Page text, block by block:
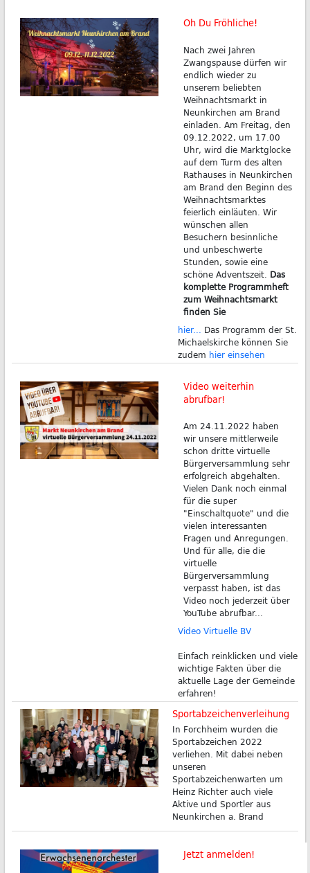
Oh Du Fröhliche!
Nach zwei Jahren
Zwangspause dürfen wir
endlich wieder zu
unserem beliebten
Weihnachtsmarkt in
Neunkirchen am Brand
einladen. Am Freitag, den
09.12.2022, um 17.00
Uhr, wird die Marktglocke
auf dem Turm des alten
Rathauses in Neunkirchen
am Brand den Beginn des
Weihnachtsmarktes
feierlich einläuten. Wir
wünschen allen
Besuchern besinnliche
und unbeschwerte
Stunden, sowie eine
schöne Adventszeit. Das
komplette Programmheft
zum Weihnachtsmarkt
finden Sie
hier...
Das Programm der St.
Michaelskirche können Sie
zudem hier einsehen
Video weiterhin
abrufbar!
Am 24.11.2022 haben
wir unsere mittlerweile
schon dritte virtuelle
Bürgerversammlung sehr
erfolgreich abgehalten.
Vielen Dank noch einmal
für die super
"Einschaltquote" und die
vielen interessanten
Fragen und Anregungen.
Und für alle, die die
virtuelle
Bürgerversammlung
verpasst haben, ist das
Video noch jederzeit über
YouTube abrufbar...
Video Virtuelle BV
Einfach reinklicken und viele
wichtige Fakten über die
aktuelle Lage der Gemeinde
erfahren!
Sportabzeichenverleihung
In Forchheim wurden die
Sportabzeichen 2022
verliehen. Mit dabei neben
unseren
Sportabzeichenwarten um
Heinz Richter auch viele
Aktive und Sportler aus
Neunkirchen a. Brand
Jetzt anmelden!